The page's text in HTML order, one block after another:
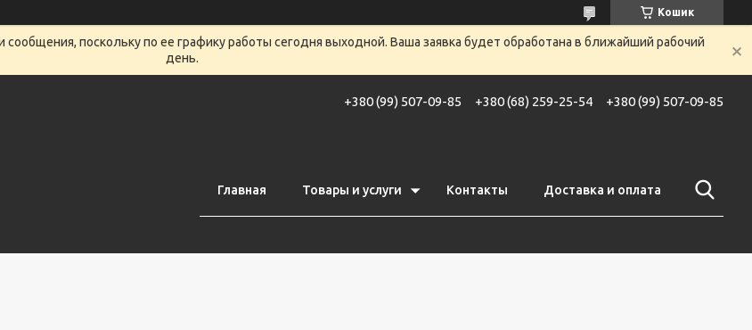
Кошик
поскольку по ее графику работы сегодня выходной. Ваша заявка будет обработана в ближайший рабочий
день.
+380 (99) 507-09-85 +380 (68) 259-25-54 +380 (99) 507-09-85
Главная Товары и услуги Контакты Доставка и оплата